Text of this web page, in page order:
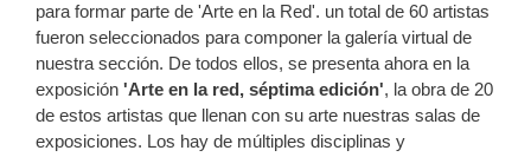
para formar parte de 'Arte en la Red'. un total de 60 artistas
fueron seleccionados para componer la galería virtual de
nuestra sección. De todos ellos, se presenta ahora en la
exposición 'Arte en la red, séptima edición', la obra de 20
de estos artistas que llenan con su arte nuestras salas de
exposiciones. Los hay de múltiples disciplinas y